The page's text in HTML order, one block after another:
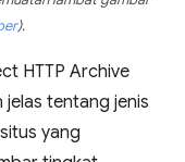
).
HTTP Archive
jelas tentang jenis
yang